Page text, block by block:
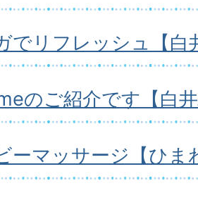
でリフレッシュ【白
のご紹介です【白
ーマッサージ【ひま